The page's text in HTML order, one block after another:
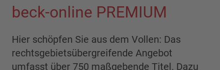
beck-online PREMIUM
Hier schöpfen Sie aus dem Vollen: Das
rechtsgebietsübergreifende Angebot
umfasst über 750 maßgebende Titel. Dazu